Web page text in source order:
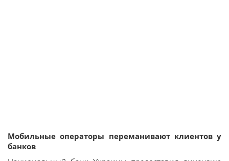
Мобильные операторы переманивают клиентов у
банков